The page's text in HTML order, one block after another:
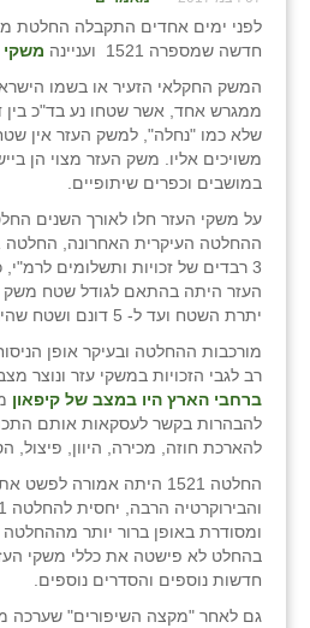
לפני ימים אחדים התקבלה החלטת
חדשה שמספרה 1521 ועניינה
משקי
המשק החקלאי הזעיר או בשמו
ממגרש אחד, אשר שטחו נע בד"כ בין
שלא כמו "נחלה", למשק העזר אין
משויכים אליו. משק העזר מצוי הן
במושבים וכפרים שיתופיים.
על משקי העזר חלו לאורך השנים
3 רבדים של זכויות ותשלומים
יתרת השטח ועד ל- 5 דונם ושטח שהינו מעבר ל 5 דונם).
מורכבות ההחלטה ובעיקר אופן
רב לגבי הזכויות במשקי עזר ונוצר
ברחבי הארץ היו במצב של קיפאון
להבהרות בקשר לעסקאות אותם
להארכת חוזה, מכירה, היוון, פיצול,
החלטה 1521 היתה אמורה
ומסודרת באופן ברור יותר
בהחלט לא פישטה את כללי משקי
חדשות נוספים והסדרים נוספים.
גם לאחר "מקצה השיפורים" שערכה